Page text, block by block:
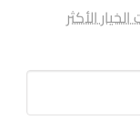
الأكثر